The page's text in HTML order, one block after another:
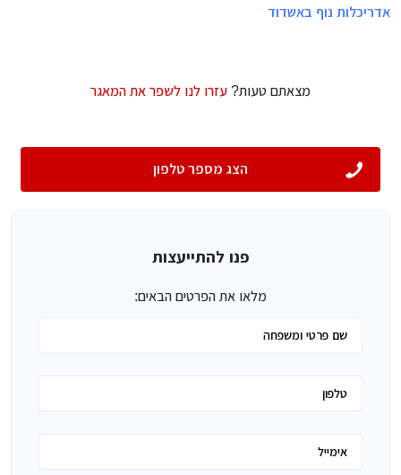
אדריכלות נוף באשדוד
מצאתם טעות? עזרו לנו לשפר את המאגר
הצג מספר טלפון
פנו להתייעצות
מלאו את הפרטים הבאים: